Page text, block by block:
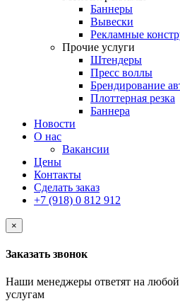
Баннеры
Вывески
Рекламные
Прочие услуги
Штендеры
Пресс воллы
Брендирование
Плоттерная резка
Баннера
Новости
О нас
Вакансии
Цены
Контакты
Сделать заказ
+7 (918) 0 812 912
×
Заказать звонок
Наши менеджеры ответят на
услугам